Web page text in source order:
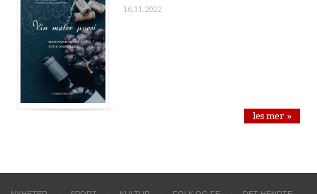
16.11.2022
les mer »